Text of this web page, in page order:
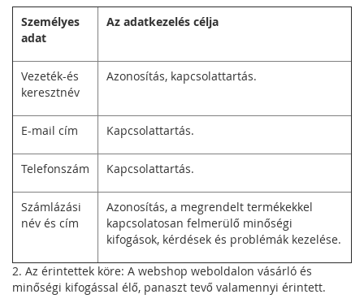
Személyes
adat
Az adatkezelés célja
Vezeték-és
keresztnév
Azonosítás, kapcsolattartás.
E-mail cím Kapcsolattartás.
Telefonszám Kapcsolattartás.
Számlázási
név és cím
Azonosítás, a megrendelt termékekkel
kapcsolatosan felmerülő minőségi
kifogások, kérdések és problémák kezelése.
2. Az érintettek köre: A webshop weboldalon vásárló és
minőségi kifogással élő, panaszt tevő valamennyi érintett.